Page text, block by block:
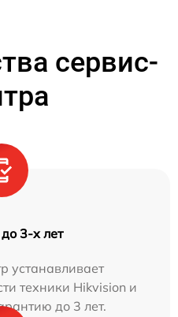
сервис-
3-х лет
устанавливает
техники Hikvision и
до 3 лет.